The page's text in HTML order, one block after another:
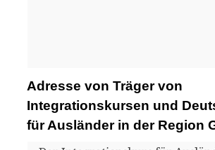
Adresse von Träger von
Integrationskursen und
für Ausländer in der Region